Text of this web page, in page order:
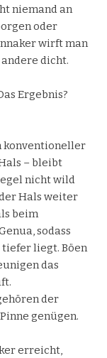
niemand an
oder
wirft man
dicht.
Ergebnis?
konventioneller
– bleibt
nicht wild
Hals weiter
beim
sodass
liegt. Böen
das
der
genügen.
erreicht,